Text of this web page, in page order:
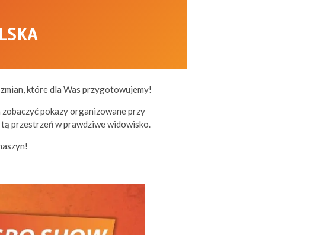
które dla Was przygotowujemy!
pokazy organizowane przy
przestrzeń w prawdziwe widowisko.